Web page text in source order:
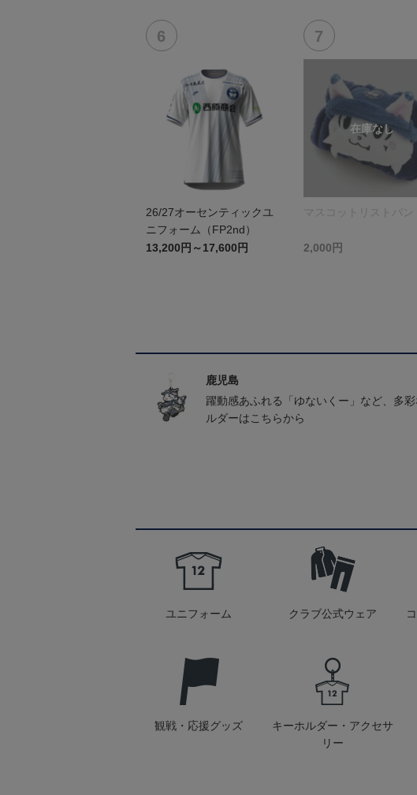
26/27オーセンティックユ
ニフォーム（FP2nd）
13,200円～17,600円
マスコットリストバン
2,000円
鹿児島
躍動感あふれる「ゆないくー」など、多
ルダーはこちらから
ユニフォーム クラブ公式ウェア
観戦・応援グッズ
キーホルダー・アクセサ
リー